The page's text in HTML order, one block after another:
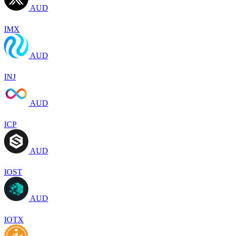
AUD
IMX
AUD
INJ
AUD
ICP
AUD
IOST
AUD
IOTX